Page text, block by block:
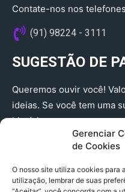
Gerenciar
de Cookies
O nosso site utiliza cookies para
utilização, lembrar de suas
Contate-nos nos
(91) 98224 - 3111
SUGESTÃO DE
Queremos ouvir você!
ideias. Se você tem uma
história que merece ser
(91) 98224 - 3111